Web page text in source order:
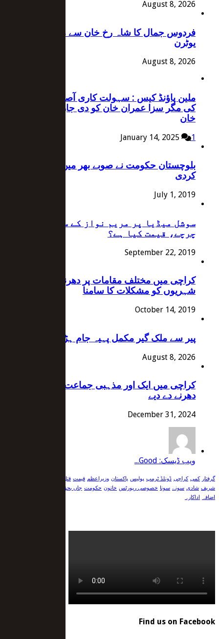
August 8, 2026
فردوس جمال کا شاہ رخ خان سے متعلق بیان پر
یوٹرن
August 8, 2026
ملین پاؤنڈ کیس : سہولت کاری آصف زرداری نے
کی مگر سزا عمران خان کو دی جارہی ہے، علیمہ
خان
January 14, 2025 1
کردی
July 1, 2019
سوشل میڈیا پر مریم نواز کے سنہری سوٹ کے
چرچے، قیمت کیا ہے؟
September 22, 2019
کراچی میں مختلف مقامات پر دھرنے جاری،
شہریوں کو مشکلات کا سامنا
October 14, 2019
پیر سے ملک گیر مکمل پہیہ جام ہڑتال کا اعلان
August 8, 2026
دھرنے دے دیے
December 31, 2024
ویب ڈیسک: Good...
گرفتار کمی کراچی ڈونلڈ ٹرمپ پولیس پاکستان وزیراعظم قیمت قتل
شریف شادی سونے سونا خصوصی رپورٹس خاتون حکومت جاں بحق
اضافہ
اداکارہ
Find us on Facebook